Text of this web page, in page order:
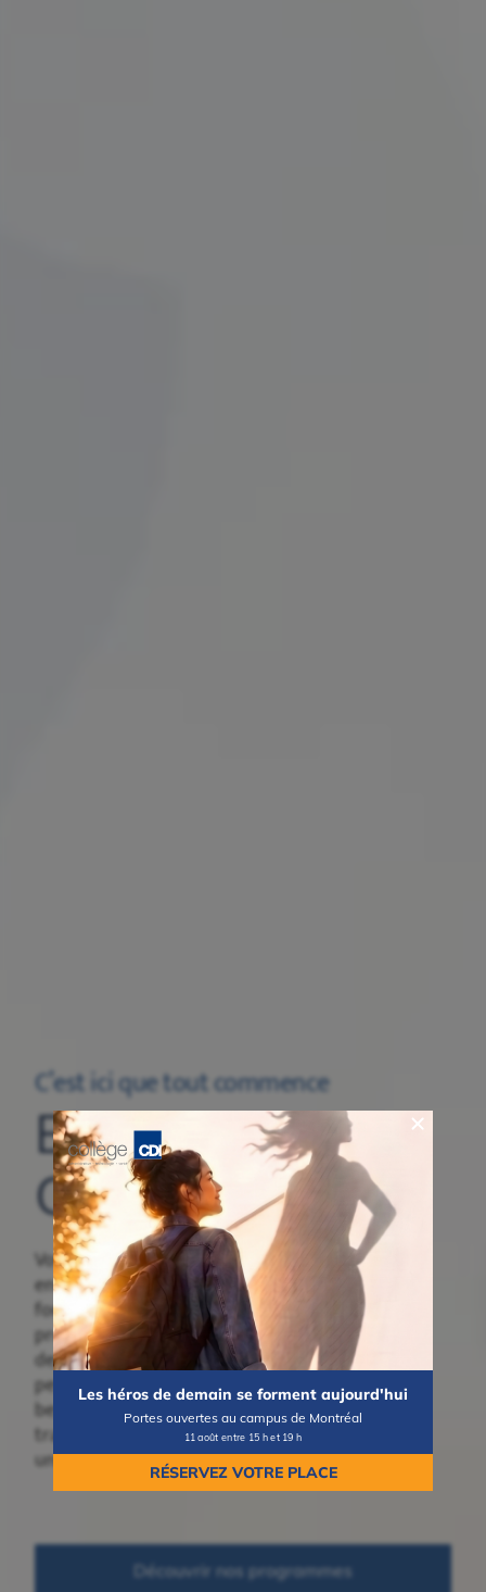
Les héros de demain se forment aujourd'hui
Portes ouvertes au campus de Montréal
11 août entre 15 h et 19 h
RÉSERVEZ VOTRE PLACE
C’est ici que tout commence
Bienvenue au
Collège CDI
Vous songez à
entreprendre une
formation collégiale ou
professionnelle? Découvrez
des programmes concrets,
pensés pour répondre aux
besoins du marché du
travail et vous mener vers
une carrière valorisante.
Découvrir nos programmes